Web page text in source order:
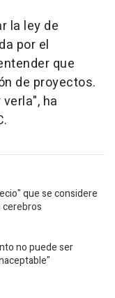
la ley de
por el
que
de proyectos.
ha
que se considere
cerebros
no puede ser